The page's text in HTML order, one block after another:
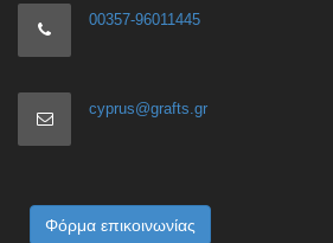
00357-96011445
cyprus@grafts.gr
Φόρμα επικοινωνίας